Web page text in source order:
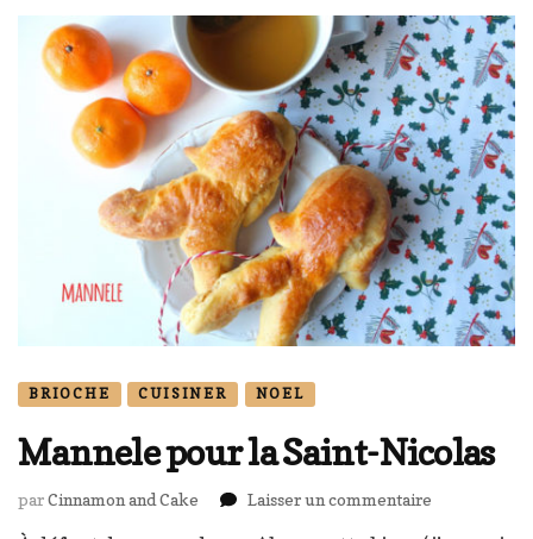
BRIOCHE CUISINER NOEL
Mannele pour la Saint-Nicolas
parCinnamon and Cake Laisser un commentaire